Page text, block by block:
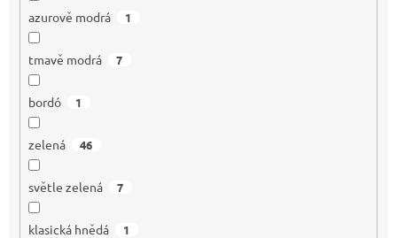
azurově modrá 1
tmavě modrá 7
bordó 1
zelená 46
světle zelená 7
klasická hnědá 1